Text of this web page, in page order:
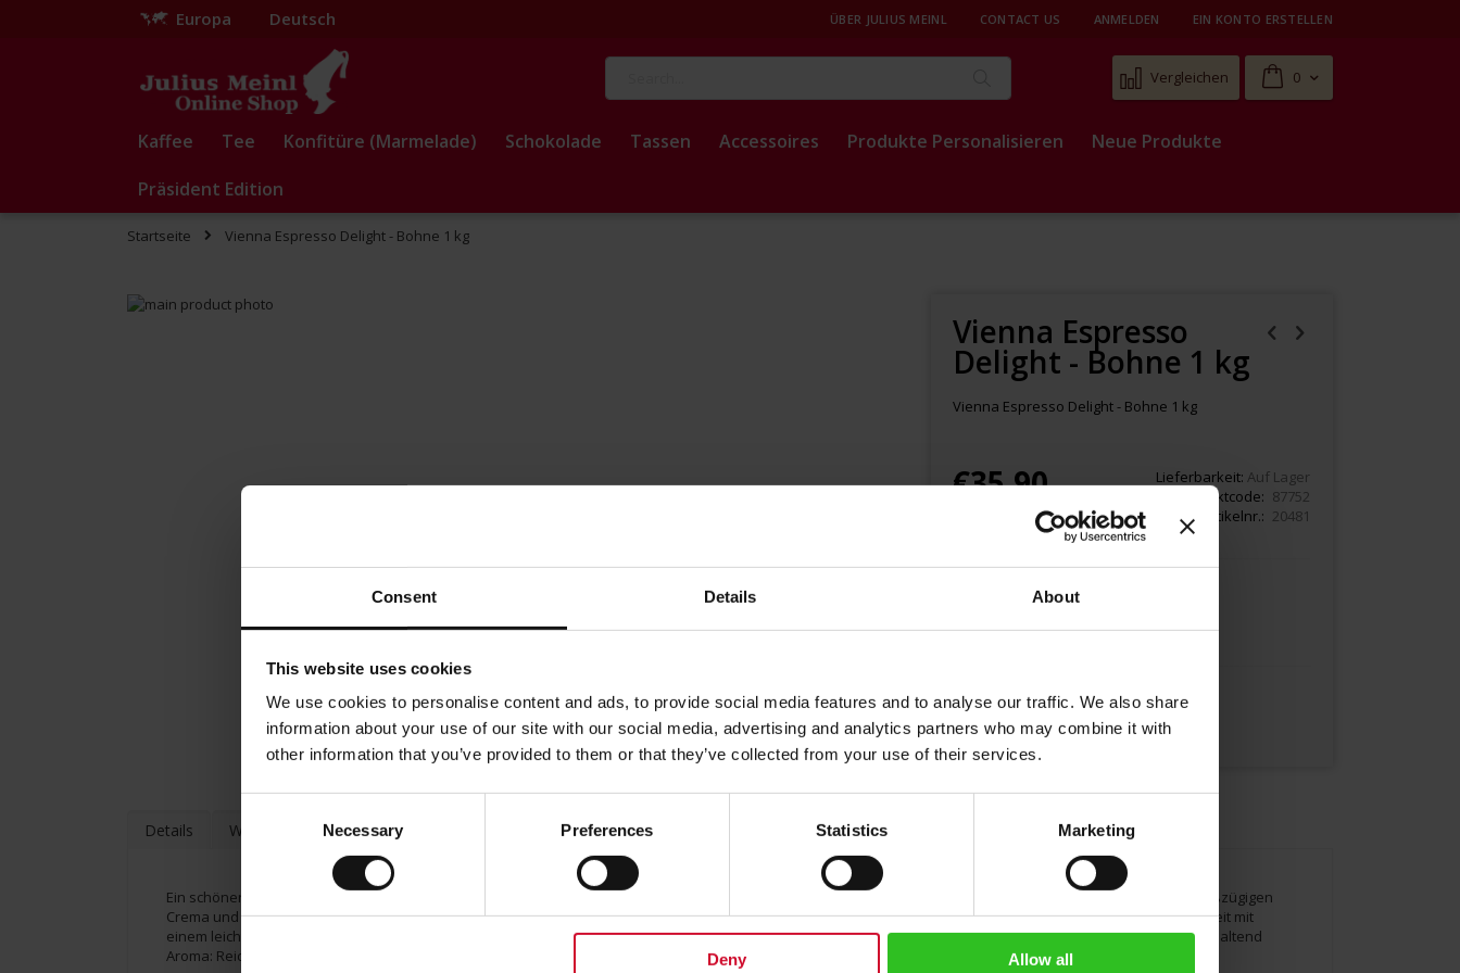
Consent Details About
This website uses cookies
We use cookies to personalise content and ads, to provide social media features and to analyse our traffic. We also share
information about your use of our site with our social media, advertising and analytics partners who may combine it with
other information that you’ve provided to them or that they’ve collected from your use of their services.
Selection
Necessary Preferences Statistics Marketing
Deny Allow all
Europa Deutsch
Zum
ÜBER JULIUS MEINL CONTACT US ANMELDEN EIN KONTO ERSTELLEN
Cart
0
Vergleichen
Suche
Kaffee Tee Konfitüre (Marmelade) Schokolade Tassen Accessoires Produkte Personalisieren Neue Produkte
Präsident Edition
Startseite Vienna Espresso Delight - Bohne 1 kg
Zum
Vienna Espresso
Delight - Bohne 1 kg
Vienna Espresso Delight - Bohne 1 kg
€35,90 Lieferbarkeit: Auf Lager
Produktcode
87752
Artikelnr.
20481
Details
Ein schöner, nachhaltiger Kaffee, der fünf hochwertige Ursprünge kombiniert, für ein herrlich harmonisches Gefühl. Er beeindruckt Sie sofort mit einer sehr großzügigen
Crema und einer verlockenden intensiven nussigen Farbe. Diese ausgewogene Mischung hat einen reichen und runden Körper sowie eine angenehme Sanftheit mit
einem leichten touch von Zitronensäure. Sein anhaltender, schokoladiger Nachgeschmack macht ihn noch unvergesslicher. Röstung: dunkel Crema: Reich & anhaltend
Aroma: Reichhaltig, fruchtig Geschmack: Subtile Zitrus-Note, schokoladiger Nachgeschmack
Weitere Informationen